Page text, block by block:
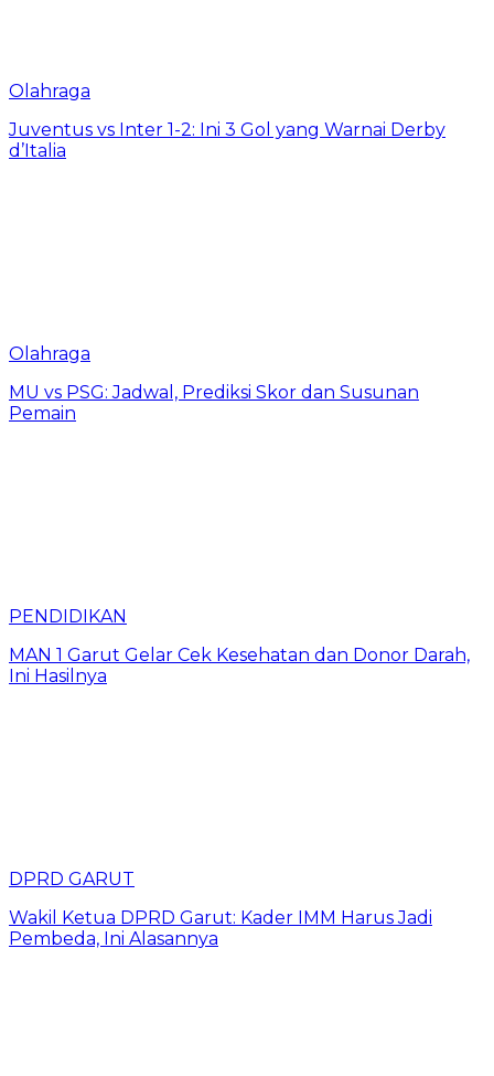
Olahraga
Juventus vs Inter 1-2: Ini 3 Gol yang Warnai Derby
d’Italia
Olahraga
MU vs PSG: Jadwal, Prediksi Skor dan Susunan
Pemain
PENDIDIKAN
MAN 1 Garut Gelar Cek Kesehatan dan Donor Darah,
Ini Hasilnya
DPRD GARUT
Wakil Ketua DPRD Garut: Kader IMM Harus Jadi
Pembeda, Ini Alasannya